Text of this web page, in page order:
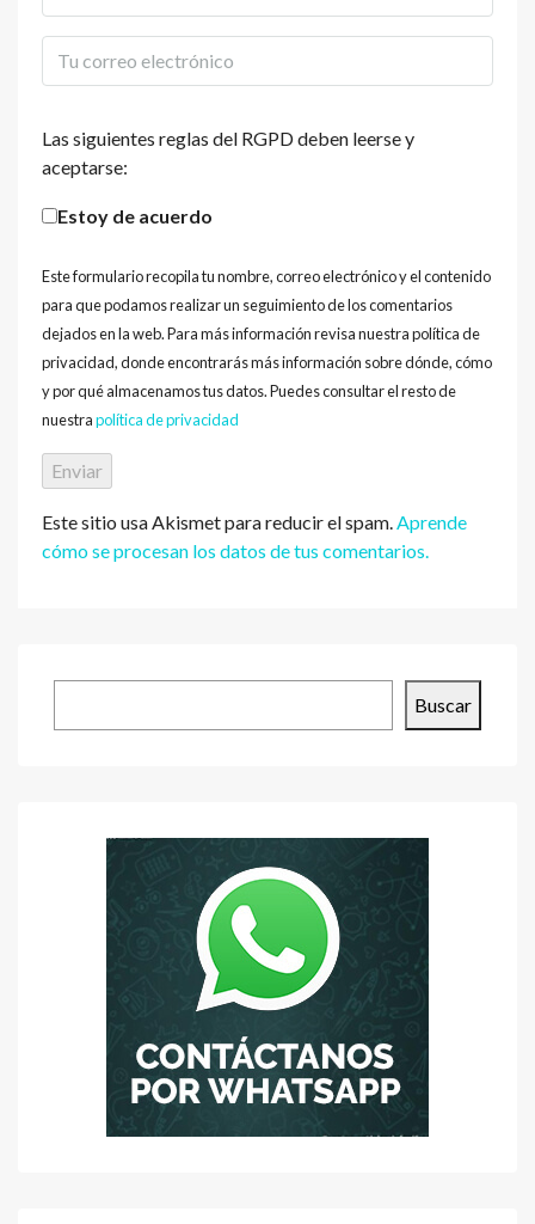
Las siguientes reglas del RGPD deben leerse y
aceptarse:
Estoy de acuerdo
Este formulario recopila tu nombre, correo electrónico y el contenido
para que podamos realizar un seguimiento de los comentarios
dejados en la web. Para más información revisa nuestra política de
privacidad, donde encontrarás más información sobre dónde, cómo
y por qué almacenamos tus datos. Puedes consultar el resto de
nuestrapolítica de privacidad
Este sitio usa Akismet para reducir el spam.Aprende
cómo se procesan los datos de tus comentarios.
Buscar